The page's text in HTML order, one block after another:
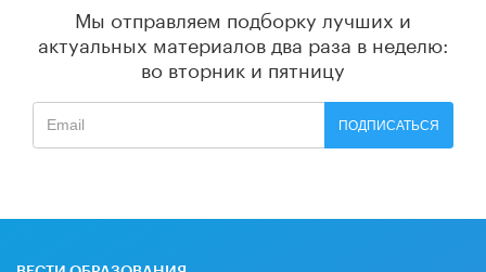
Мы отправляем подборку лучших и
актуальных материалов два раза в неделю:
во вторник и пятницу
ПОДПИСАТЬСЯ